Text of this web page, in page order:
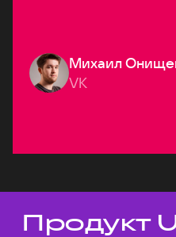
Михаил
VK
Темы докладов
Продукт